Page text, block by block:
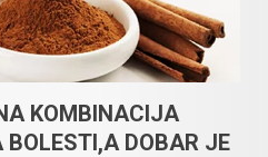
KOMBINACIJA
DOBAR JE